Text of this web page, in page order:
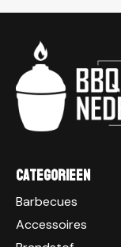
Categorieen
Barbecues
Accessoires